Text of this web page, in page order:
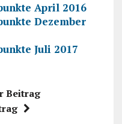
April 2016
Dezember
Juli 2017
Beitrag